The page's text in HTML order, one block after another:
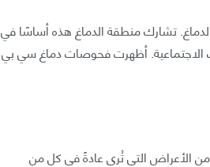
تشارك منطقة الدماغ هذه أساسًا في
الاجتماعية. أظهرت فحوصات دماغ سي بي
الأعراض التي تُرى عادةً في كل من